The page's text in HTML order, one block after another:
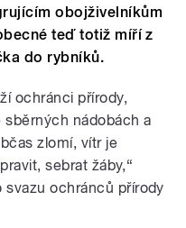
obojživelníkům
teď totiž míří z
do rybníků.
ochránci přírody,
nádobách a
zlomí, vítr je
sebrat žáby,“
svazu ochránců přírody